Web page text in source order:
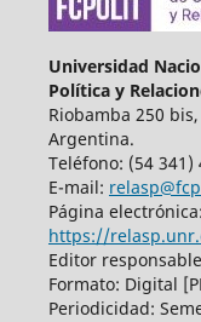
Universidad
Política y
Riobamba 250 bis,
Argentina.
Teléfono: (54 341)
E-mail:
Página electrónica:
https://
Editor
Formato: Digital
Periodicidad: